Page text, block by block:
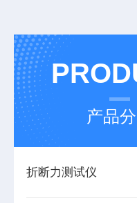
产品
折断力测试仪